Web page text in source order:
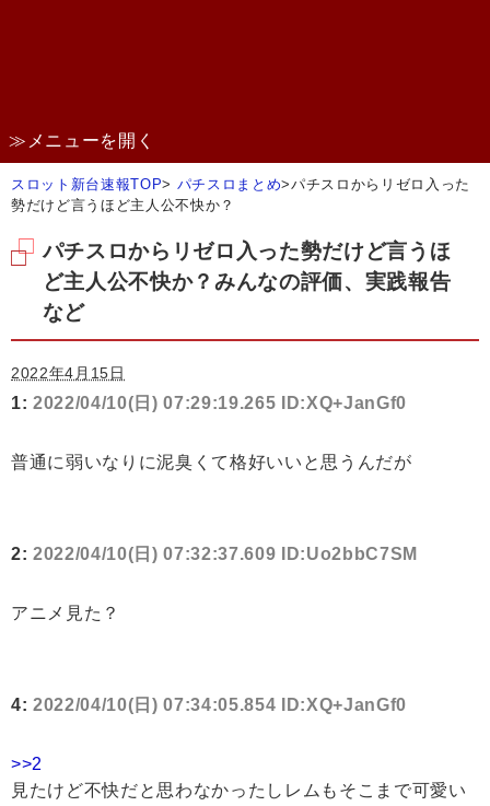
≫メニューを開く
スロット新台速報TOP> パチスロまとめ>パチスロからリゼロ入った
勢だけど言うほど主人公不快か？
パチスロからリゼロ入った勢だけど言うほ
ど主人公不快か？みんなの評価、実践報告
など
2022年4月15日
1: 2022/04/10(日) 07:29:19.265 ID:XQ+JanGf0
普通に弱いなりに泥臭くて格好いいと思うんだが
2: 2022/04/10(日) 07:32:37.609 ID:Uo2bbC7SM
アニメ見た？
4: 2022/04/10(日) 07:34:05.854 ID:XQ+JanGf0
>>2
見たけど不快だと思わなかったしレムもそこまで可愛い